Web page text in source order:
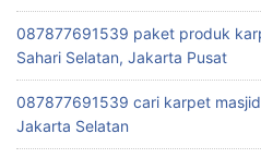
087877691539 paket produk
Sahari Selatan, Jakarta Pusat
087877691539 cari karpet
Jakarta Selatan